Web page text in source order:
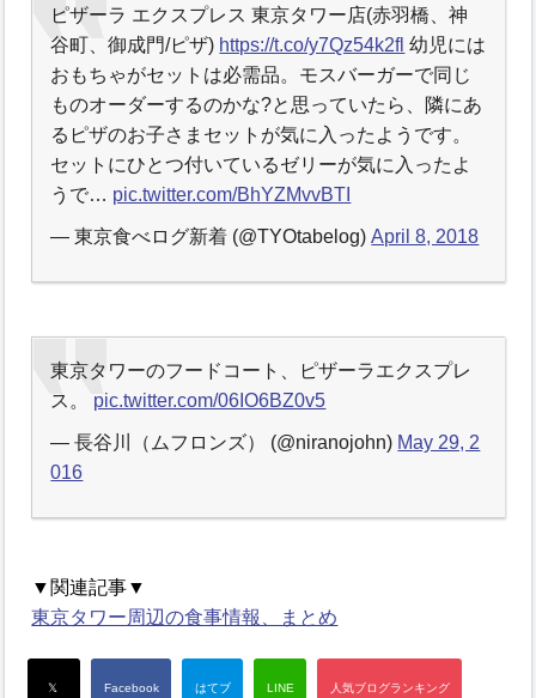
ピザーラ エクスプレス 東京タワー店(赤羽橋、神
谷町、御成門/ピザ) https://t.co/y7Qz54k2fl 幼児には
おもちゃがセットは必需品。モスバーガーで同じ
ものオーダーするのかな?と思っていたら、隣にあ
るピザのお子さまセットが気に入ったようです。
セットにひとつ付いているゼリーが気に入ったよ
うで… pic.twitter.com/BhYZMvvBTI
— 東京食べログ新着 (@TYOtabelog)April 8, 2018
東京タワーのフードコート、ピザーラエクスプレ
ス。 pic.twitter.com/06IO6BZ0v5
— 長谷川（ムフロンズ） (@niranojohn) May 29, 2
016
▼関連記事▼
東京タワー周辺の食事情報、まとめ